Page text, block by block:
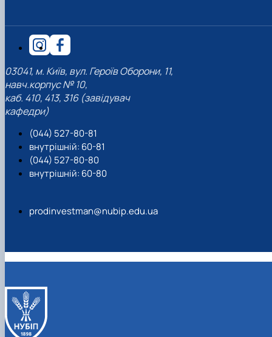
03041, м. Київ, вул. Героїв Оборони, 11,
навч.корпус № 10,
каб. 410, 413, 316 (завідувач
кафедри)
(044) 527-80-81
внутрішній: 60-81
(044) 527-80-80
внутрішній: 60-80
prodinvestman@nubip.edu.ua